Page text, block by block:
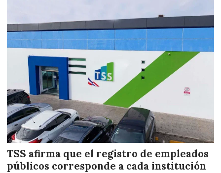
TSS afirma que el registro de empleados
públicos corresponde a cada institución